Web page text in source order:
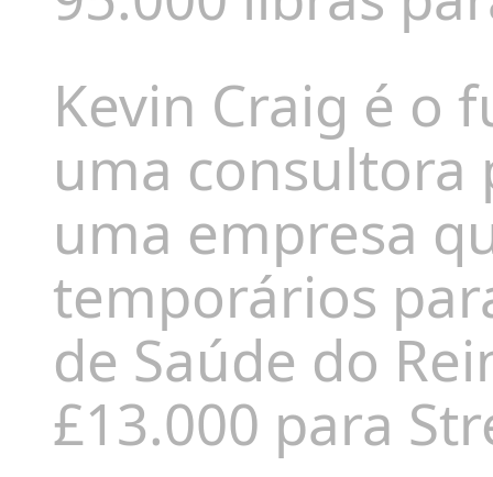
Kevin Craig é o
uma consultora
uma empresa
temporários
de Saúde do
£13.000 para